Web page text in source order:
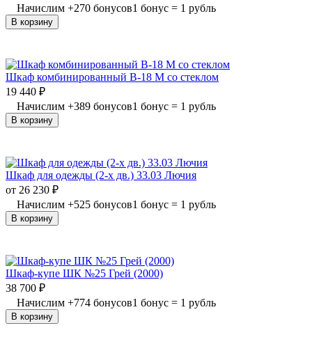
Начислим +270 бонусов1 бонус = 1 рубль
В корзину
Шкаф комбинированный В-18 М со стеклом
19 440 ₽
Начислим +389 бонусов1 бонус = 1 рубль
В корзину
Шкаф для одежды (2-х дв.) 33.03 Лючия
от 26 230 ₽
Начислим +525 бонусов1 бонус = 1 рубль
В корзину
Шкаф-купе ШК №25 Грей (2000)
38 700 ₽
Начислим +774 бонусов1 бонус = 1 рубль
В корзину